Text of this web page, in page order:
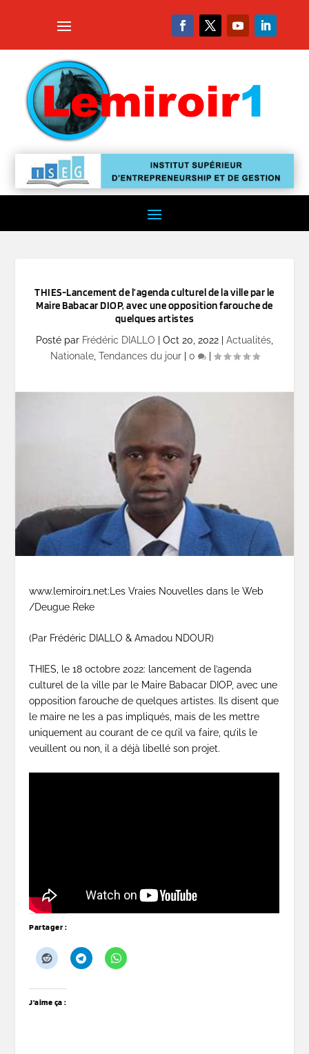
THIES-Lancement de l’agenda culturel de la ville par le
Maire Babacar DIOP, avec une opposition farouche de
quelques artistes
Posté par Frédéric DIALLO Oct 20, 2022 Actualités
Nationale, Tendances du jour| 0 |
www.lemiroir1.net:Les Vraies Nouvelles dans le Web
/Deugue Reke
(Par Frédéric DIALLO & Amadou NDOUR)
THIES, le 18 octobre 2022: lancement de l’agenda
culturel de la ville par le Maire Babacar DIOP, avec une
opposition farouche de quelques artistes. Ils disent que
le maire ne les a pas impliqués, mais de les mettre
uniquement au courant de ce qu’il va faire, qu’ils le
veuillent ou non, il a déjà libellé son projet.
Partager :
J’aime ça :